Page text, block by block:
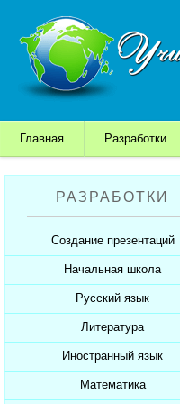
Главная Разработки
РАЗРАБОТКИ
Создание презентаций
Шаблоны для презентаций
Советы начинающим
Советы дедушки
К презентации...
Начальная школа
Уроки
Презентации
Мультимедийные тесты
Печатные тесты
Русский язык
Уроки
Презентации
Мультимедийные тесты
Литература
Уроки
Презентации
Иностранный язык
Уроки
Математика